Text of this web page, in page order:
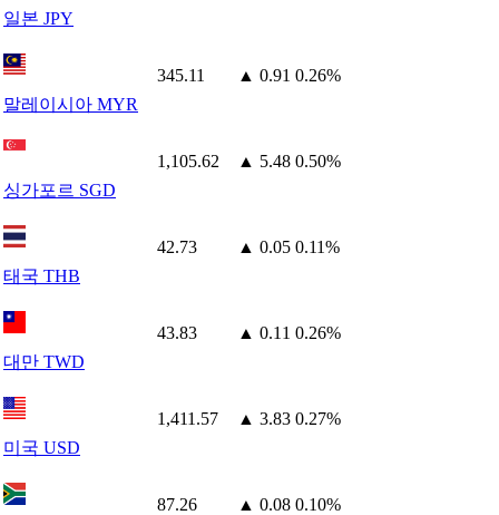
일본 JPY
말레이시아 MYR
345.11 ▲ 0.91 0.26%
싱가포르 SGD
1,105.62 ▲ 5.48 0.50%
태국 THB
42.73 ▲ 0.05 0.11%
대만 TWD
43.83 ▲ 0.11 0.26%
미국 USD
1,411.57 ▲ 3.83 0.27%
87.26 ▲ 0.08 0.10%